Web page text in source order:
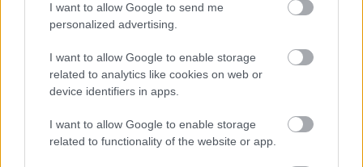
I want to allow Google to send me
personalized advertising.
I want to allow Google to enable storage
related to analytics like cookies on web or
device identifiers in apps.
I want to allow Google to enable storage
related to functionality of the website or app.